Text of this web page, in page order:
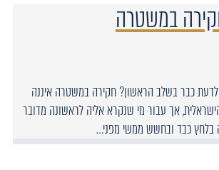
במשטרה
כבר בשלב הראשון? חקירה במשטרה איננה
אך עבור מי שנקרא אליה לראשונה מדובר
בלחץ כבד ובחשש ממשי מפני…